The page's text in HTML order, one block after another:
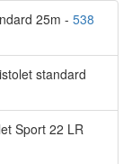
25m - 538
standard
Sport 22 LR